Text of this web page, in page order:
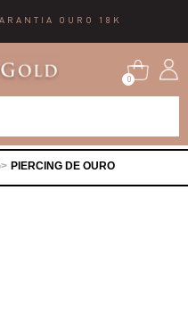
OURO 18K
0
PIERCING DE OURO